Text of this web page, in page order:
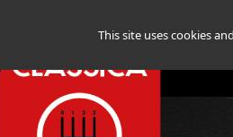
This site uses cookies